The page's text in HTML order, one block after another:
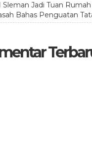
Sleman Jadi Tuan
Bahas Penguatan